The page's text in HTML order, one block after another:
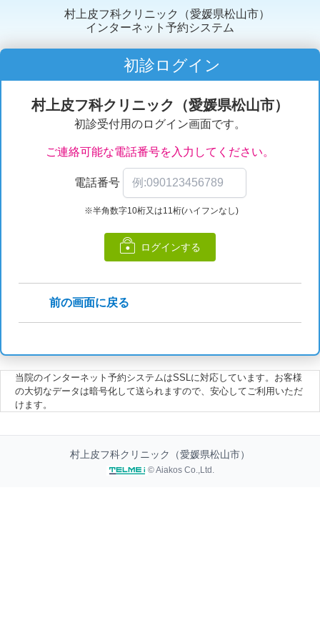
村上皮フ科クリニック（愛媛県松山市）
インターネット予約システム
初診ログイン
村上皮フ科クリニック（愛媛県松山市）
初診受付用のログイン画面です。
ご連絡可能な電話番号を入力してください。
電話番号
※半角数字10桁又は11桁(ハイフンなし)
ログインする
前の画面に戻る
当院のインターネット予約システムはSSLに対応しています。お客様
の大切なデータは暗号化して送られますので、安心してご利用いただ
けます。
村上皮フ科クリニック（愛媛県松山市）
© Aiakos Co.,Ltd.